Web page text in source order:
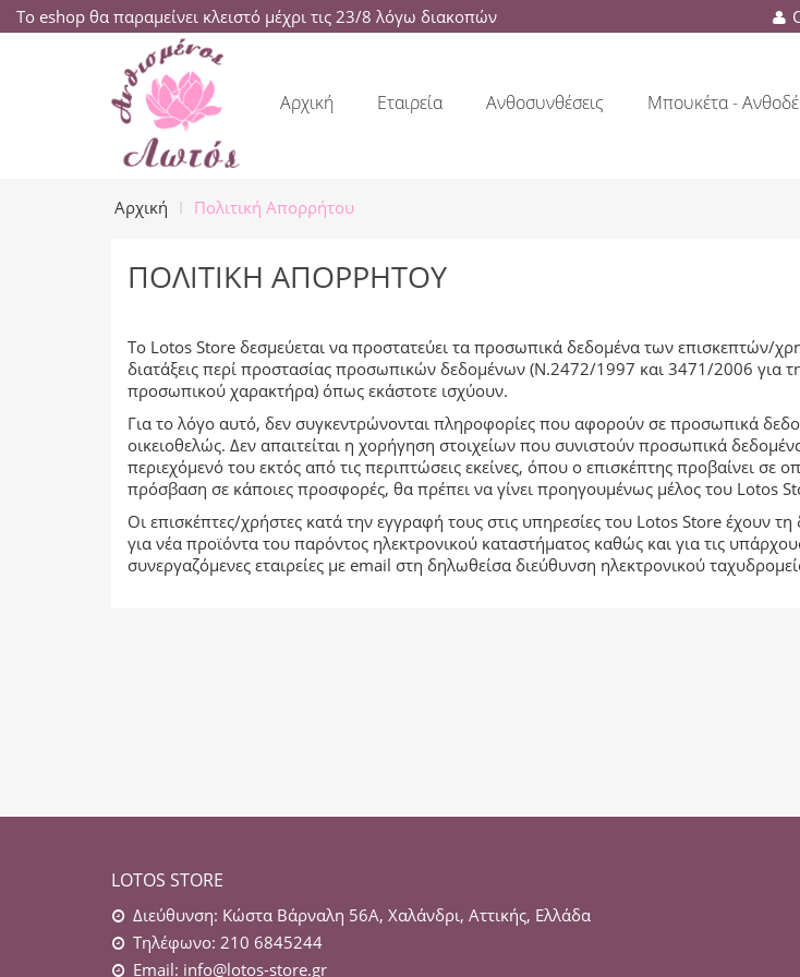
Το eshop θα παραμείνει κλειστό μέχρι τις 23/8 λόγω διακοπών
Αρχική Εταιρεία Ανθοσυνθέσεις Μπουκέτα -
Αρχική Πολιτική Απορρήτου
ΠΟΛΙΤΙΚΉ ΑΠΟΡΡΉΤΟΥ
Το Lotos Store δεσμεύεται να προστατεύει τα προσωπικά δεδομένα των επισκεπτών/
διατάξεις περί προστασίας προσωπικών δεδομένων (Ν.2472/1997 και 3471/2006 για
προσωπικού χαρακτήρα) όπως εκάστοτε ισχύουν.
Για το λόγο αυτό, δεν συγκεντρώνονται πληροφορίες που αφορούν σε προσωπικά
οικειοθελώς. Δεν απαιτείται η χορήγηση στοιχείων που συνιστούν προσωπικά
περιεχόμενό του εκτός από τις περιπτώσεις εκείνες, όπου ο επισκέπτης προβαίνει
πρόσβαση σε κάποιες προσφορές, θα πρέπει να γίνει προηγουμένως μέλος του Lotos
Οι επισκέπτες/χρήστες κατά την εγγραφή τους στις υπηρεσίες του Lotos Store έχουν
για νέα προϊόντα του παρόντος ηλεκτρονικού καταστήματος καθώς και για τις
συνεργαζόμενες εταιρείες με email στη δηλωθείσα διεύθυνση ηλεκτρονικού
LOTOS STORE
Διεύθυνση: Κώστα Βάρναλη 56Α, Χαλάνδρι, Αττικής, Ελλάδα
Τηλέφωνο: 210 6845244
Email: info@lotos-store.gr